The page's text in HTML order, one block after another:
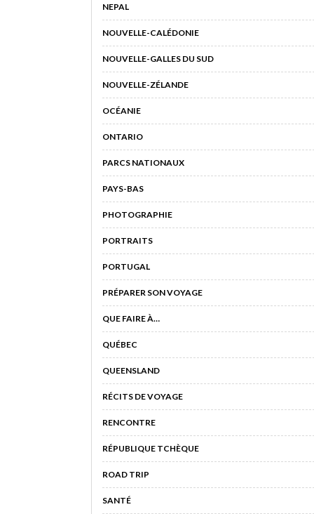
NEPAL
NOUVELLE-CALÉDONIE
NOUVELLE-GALLES DU SUD
NOUVELLE-ZÉLANDE
OCÉANIE
ONTARIO
PARCS NATIONAUX
PAYS-BAS
PHOTOGRAPHIE
PORTRAITS
PORTUGAL
PRÉPARER SON VOYAGE
QUE FAIRE À…
QUÉBEC
QUEENSLAND
RÉCITS DE VOYAGE
RENCONTRE
RÉPUBLIQUE TCHÈQUE
ROAD TRIP
SANTÉ